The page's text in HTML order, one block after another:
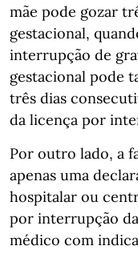
mãe pode gozar
gestacional,
interrupção de
gestacional pode
três dias
da licença por
Por outro lado, a
apenas uma
hospitalar ou
por interrupção
médico com